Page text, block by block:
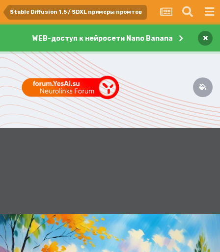
Stable Diffusion 1.5 / SDXL примеры промтов
WEB-доступ к нейросети Nano Banana ×